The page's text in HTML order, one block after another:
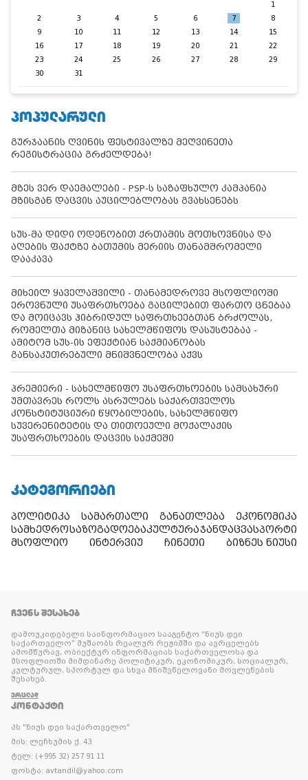
1
2
3 4 5 6 7
8
9
10 11 12 13 14
15
16
17 18 19 20 21
22
23
24 25 26 27 28
29
30
31
ᲞᲝᲞᲣᲚᲐᲠᲣᲚᲘ
გურჯაანის ღვინის ფესტივალზე მეღვინეთა
რეგისტრაცია გრძელდება!
მზეს ვერ დაემალები - PSP-ს საზაფხულო კამპანია
მზისგან დაცვის აუცილებლობას გვახსენებს
სუს-მა დიდი ოდენობით ქრთამის მოთხოვნისა და
აღების ფაქტზე ბათუმის მერიის თანამშრომელი
დააკავა
მიხეილ ყაველაშვილი - თანამედროვე მსოფლიოში
ეროვნული უსაფრთხოება გაცილებით ფართო ცნებაა
და მოიცავს ჰიბრიდულ საფრთხეებთან ბრძოლას,
რომელთა მიზანიც სახელმწიფოს დასუსტებაა -
ამიტომ სუს-ის ეფექტიან საქმიანობას
განსაკუთრებული მნიშვნელობა აქვს
პრემიერი - სახელმწიფო უსაფრთხოების სამსახური
უმთავრეს როლს ასრულებს საქართველოს
კონსტიტუციური წყობილების, სახელმწიფო
სუვერენიტეტის და თითოეული მოქალაქის
უსაფრთხოების დაცვის საქმეში
ᲙᲐᲢᲔᲒᲝᲠᲘᲔᲑᲘ
პოლიტიკა სამართალი განათლება
ეკონომიკა
სამხედროსაზოგადოებაკულტურაჯანდაცვასპორტი
მსოფლიო
ინტერვიუ ჩინეთი ბიზნეს ნიუსი
ᲩᲕᲔᲜᲡ ᲨᲔᲡᲐᲮᲔᲑ
დამოუკიდებელი საინფორმაციო სააგენტო “ნიუს დეი
საქართველო” მუშაობს რეალურ რეჟიმში და ავრცელებს
ამომწურავ, ობიექტურ ინფორმაციას საქართველოსა და
მსოფლიოში მიმდინარე პოლიტიკურ, ეკონომიკურ, სოციალურ,
კულტურულ, სპორტულ და სხვა მნიშვნელოვანი მოვლენების
შესახებ.
ᲕᲠᲪᲚᲐᲓ
ᲙᲝᲜᲢᲐᲥᲢᲘ
პს "ნიუს დეი საქართველო"
მის: ლეჩხუმის ქ. 43
ტელ: (+995 32) 257 91 11
ფოსტა: avtandil@yahoo.com